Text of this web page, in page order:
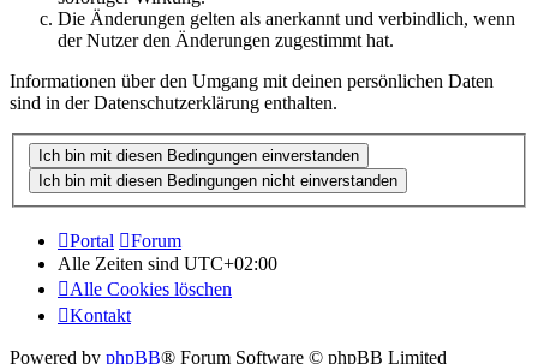
Die Änderungen gelten als anerkannt und verbindlich, wenn
der Nutzer den Änderungen zugestimmt hat.
Informationen über den Umgang mit deinen persönlichen Daten
sind in der Datenschutzerklärung enthalten.
Portal
Forum
Alle Zeiten sind UTC+02:00
Alle Cookies löschen
Kontakt
Powered by phpBB® Forum Software © phpBB Limited